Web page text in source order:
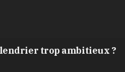
trop ambitieux ?